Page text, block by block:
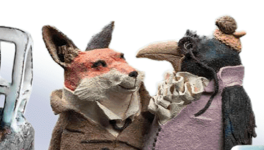
Exporter toutes les colonnes
Exporter uniquement les colonnes affichées
Menu
Ajoutez un logo, un bouton, des réseaux sociaux
Cliquez pour éditer